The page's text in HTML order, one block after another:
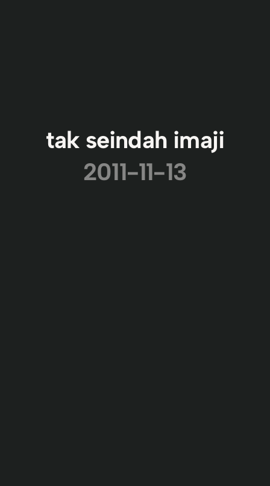
tak seindah imaji
2011-11-13